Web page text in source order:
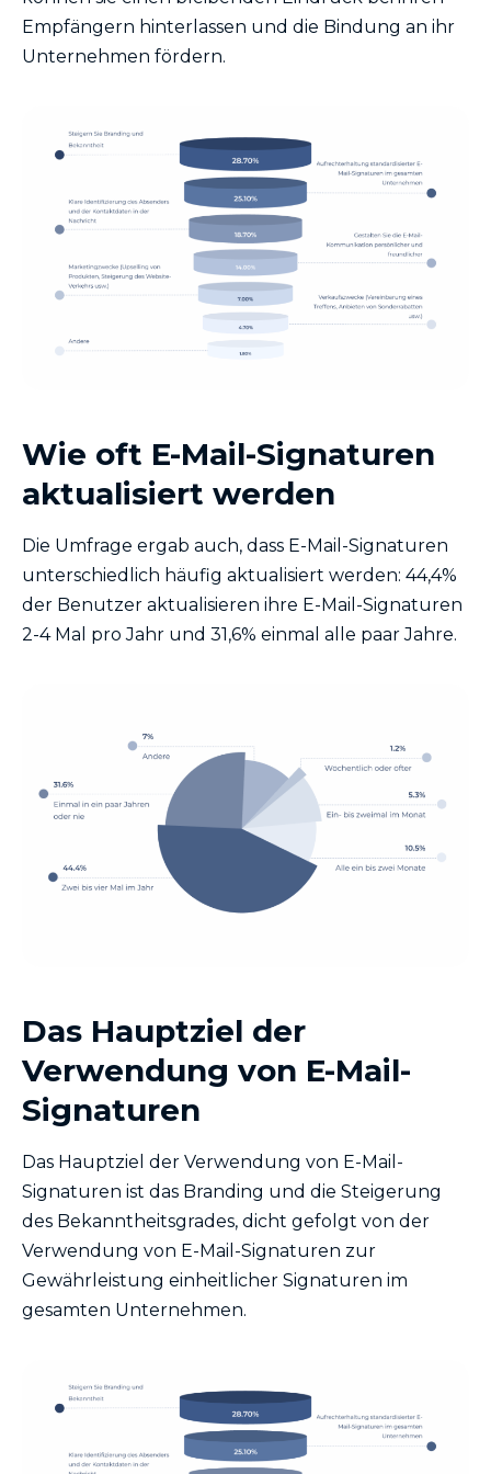
Empfängern hinterlassen und die Bindung an ihr
Unternehmen fördern.
Wie oft E-Mail-Signaturen
aktualisiert werden
Die Umfrage ergab auch, dass E-Mail-Signaturen
unterschiedlich häufig aktualisiert werden: 44,4%
der Benutzer aktualisieren ihre E-Mail-Signaturen
2-4 Mal pro Jahr und 31,6% einmal alle paar Jahre.
Das Hauptziel der
Verwendung von E-Mail-
Signaturen
Das Hauptziel der Verwendung von E-Mail-
Signaturen ist das Branding und die Steigerung
des Bekanntheitsgrades, dicht gefolgt von der
Verwendung von E-Mail-Signaturen zur
Gewährleistung einheitlicher Signaturen im
gesamten Unternehmen.